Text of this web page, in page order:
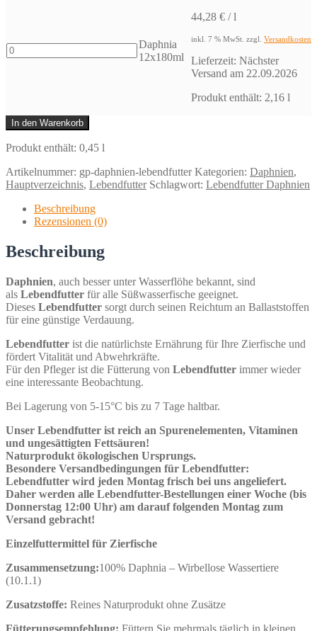
Daphnia
12x180ml
Daphnia
12x180ml
44,28 € /l
inkl. 7 % MwSt. zzgl. Versandkosten
Lieferzeit: Nächster
Versand am 22.09.2026
Produkt enthält: 2,16 l
In den Warenkorb
Produkt enthält: 0,45 l
Artikelnummer: gp-daphnien-lebendfutter Kategorien: Daphnien,
Hauptverzeichnis, Lebendfutter Schlagwort: Lebendfutter Daphnien
Beschreibung
Rezensionen (0)
Beschreibung
Daphnien, auch besser unter Wasserflöhe bekannt, sind
als Lebendfutter für alle Süßwasserfische geeignet.
Dieses Lebendfutter sorgt durch seinen Reichtum an Ballaststoffen
für eine günstige Verdauung.
Lebendfutter ist die natürlichste Ernährung für Ihre Zierfische und
fördert Vitalität und Abwehrkräfte.
Für den Pfleger ist die Fütterung von Lebendfutter immer wieder
eine interessante Beobachtung.
Bei Lagerung von 5-15°C bis zu 7 Tage haltbar.
Unser Lebendfutter ist reich an Spurenelementen, Vitaminen
und ungesättigten Fettsäuren!
Naturprodukt ökologischen Ursprungs.
Besondere Versandbedingungen für Lebendfutter:
Lebendfutter wird jeden Montag frisch bei uns angeliefert.
Daher werden alle Lebendfutter-Bestellungen einer Woche (bis
Donnerstag 12:00 Uhr) am darauf folgenden Montag zum
Versand gebracht!
Einzelfuttermittel für Zierfische
Zusammensetzung:100% Daphnia – Wirbellose Wassertiere
(10.1.1)
Zusatzstoffe: Reines Naturprodukt ohne Zusätze